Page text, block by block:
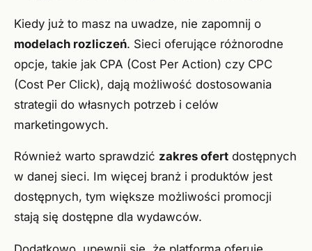
Kiedy już to masz na uwadze, nie zapomnij o
modelach rozliczeń. Sieci oferujące różnorodne
opcje, takie jak CPA (Cost Per Action) czy CPC
(Cost Per Click), dają możliwość dostosowania
strategii do własnych potrzeb i celów
marketingowych.
Również warto sprawdzić zakres ofert dostępnych
w danej sieci. Im więcej branż i produktów jest
dostępnych, tym większe możliwości promocji
stają się dostępne dla wydawców.